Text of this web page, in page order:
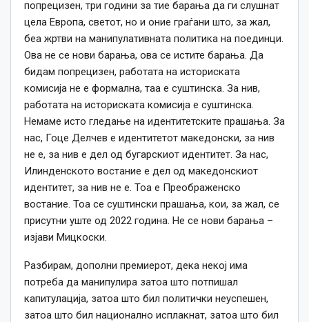
попрецизен, три години за тие барања да ги слушнат
цела Европа, светот, но и оние граѓани што, за жал,
беа жртви на манипулативната политика на поединци.
Ова не се нови барања, ова се истите барања. Да
бидам попрецизен, работата на историската
комисија не е формална, таа е суштинска. За нив,
работата на историската комисија е суштинска.
Немаме исто гледање на идентитетските прашања. За
нас, Гоце Делчев е идентитетот македонски, за нив
не е, за нив е дел од бугарскиот идентитет. За нас,
Илинденското востание е дел од македонскиот
идентитет, за нив не е. Тоа е Преображенско
востание. Тоа се суштински прашања, кои, за жал, се
присутни уште од 2022 година. Не се нови барања –
изјави Мицкоски.
Разбирам, дополни премиерот, дека некој има
потреба да манипулира затоа што потпишал
капитулација, затоа што бил политички неуспешен,
затоа што бил национално исплакнат, затоа што бил